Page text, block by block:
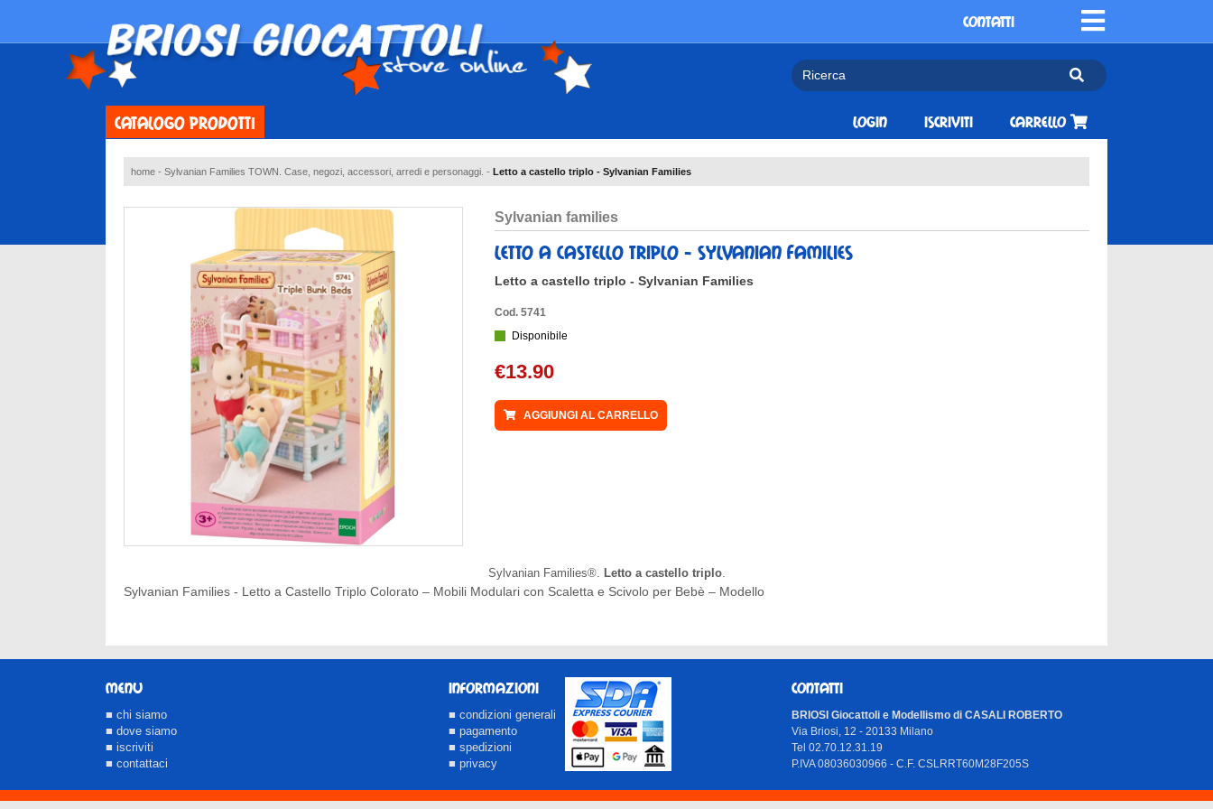
CONTATTI
CATALOGO PRODOTTI Login Iscriviti Carrello
home - Sylvanian Families TOWN. Case, negozi, accessori, arredi e personaggi. - Letto a castello triplo - Sylvanian Families
sylvanian families
letto a castello triplo - sylvanian families
Letto a castello triplo - Sylvanian Families
Cod. 5741
Disponibile
€13.90
AGGIUNGI AL CARRELLO
Sylvanian Families®. Letto a castello triplo.
Sylvanian Families - Letto a Castello Triplo Colorato – Mobili Modulari con Scaletta e Scivolo per Bebè – Modello
MENU
■ chi siamo
■ dove siamo
■ iscriviti
■ contattaci
INFORMAZIONI
■ condizioni generali
■ pagamento
■ spedizioni
■ privacy
CONTATTI
BRIOSI Giocattoli e Modellismo di CASALI ROBERTO
Via Briosi, 12 - 20133 Milano
Tel 02.70.12.31.19
P.IVA 08036030966 - C.F. CSLRRT60M28F205S